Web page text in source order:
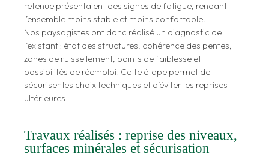
retenue présentaient des signes de fatigue, rendant
l’ensemble moins stable et moins confortable.
Nos paysagistes ont donc réalisé un diagnostic de
l’existant : état des structures, cohérence des pentes,
zones de ruissellement, points de faiblesse et
possibilités de réemploi. Cette étape permet de
sécuriser les choix techniques et d’éviter les reprises
ultérieures.
Travaux réalisés : reprise des niveaux,
surfaces minérales et sécurisation